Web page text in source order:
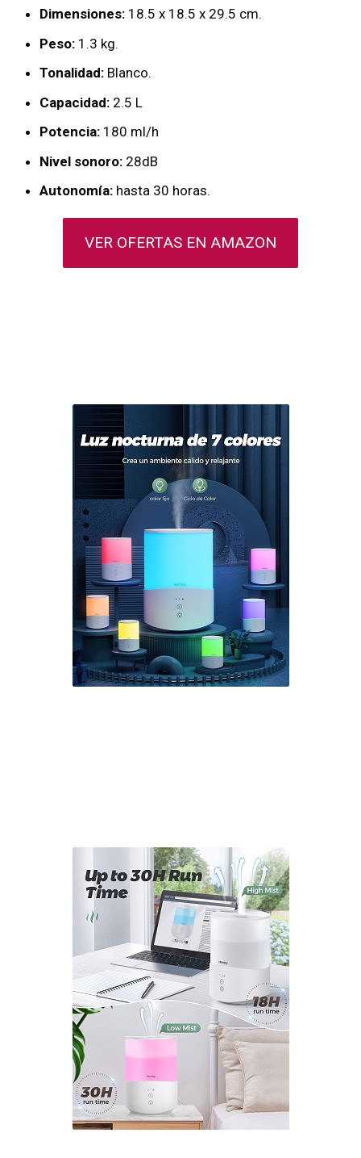
Dimensiones: 18.5 x 18.5 x 29.5 cm.
Peso: 1.3 kg.
Tonalidad: Blanco.
Capacidad: 2.5 L
Potencia: 180 ml/h
Nivel sonoro: 28dB
Autonomía: hasta 30 horas.
VER OFERTAS EN AMAZON